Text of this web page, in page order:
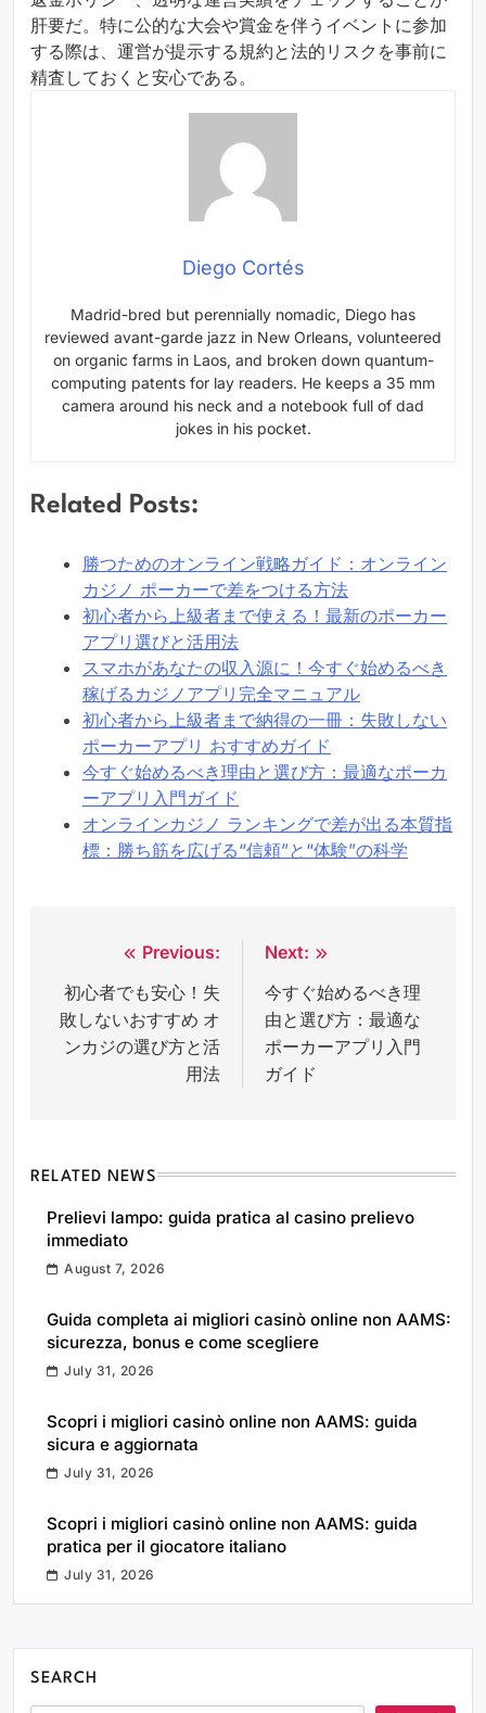
肝要だ。特に公的な大会や賞金を伴うイベントに参加
する際は、運営が提示する規約と法的リスクを事前に
精査しておくと安心である。
Diego Cortés
Madrid-bred but perennially nomadic, Diego has
reviewed avant-garde jazz in New Orleans, volunteered
on organic farms in Laos, and broken down quantum-
computing patents for lay readers. He keeps a 35 mm
camera around his neck and a notebook full of dad
jokes in his pocket.
Related Posts:
勝つためのオンライン戦略ガイド：オンライン
カジノ ポーカーで差をつける方法
初心者から上級者まで使える！最新のポーカー
アプリ選びと活用法
スマホがあなたの収入源に！今すぐ始めるべき
稼げるカジノアプリ完全マニュアル
初心者から上級者まで納得の一冊：失敗しない
ポーカーアプリ おすすめガイド
今すぐ始めるべき理由と選び方：最適なポーカ
ーアプリ入門ガイド
オンラインカジノ ランキングで差が出る本質指
標：勝ち筋を広げる“信頼”と“体験”の科学
navigation
Previous:
初心者でも安心！失
敗しないおすすめ オ
ンカジの選び方と活
用法
Next:
今すぐ始めるべき理
由と選び方：最適な
ポーカーアプリ入門
ガイド
RELATED NEWS
Prelievi lampo: guida pratica al casino prelievo
immediato
August 7, 2026
Guida completa ai migliori casinò online non AAMS:
sicurezza, bonus e come scegliere
July 31, 2026
Scopri i migliori casinò online non AAMS: guida
sicura e aggiornata
July 31, 2026
Scopri i migliori casinò online non AAMS: guida
pratica per il giocatore italiano
July 31, 2026
SEARCH